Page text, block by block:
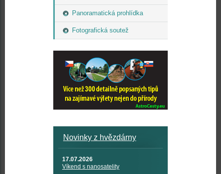
Panoramatická prohlídka
Fotografická soutež
Novinky z hvězdárny
17.07.2026
Víkend s nanosatelity